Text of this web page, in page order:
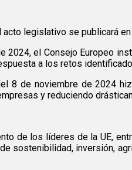
legislativo se publicará
2024, el Consejo Europeo
a los retos
8 de noviembre de 2024
y reduciendo
de los líderes de la UE,
sostenibilidad, inversión,